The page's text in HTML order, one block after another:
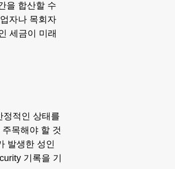
을 합산할 수
자나 목회자
세금이 미래
정적인 상태를
목해야 할 것
발생한 성인
기록을 기